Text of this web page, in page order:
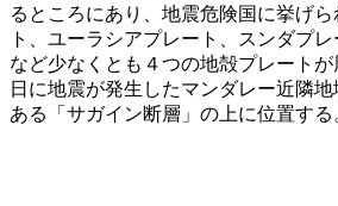
るところにあり、地震危険国に挙げ
ト、ユーラシアプレート、スンダプ
など少なくとも４つの地殻プレート
日に地震が発生したマンダレー近隣
ある「サガイン断層」の上に位置する